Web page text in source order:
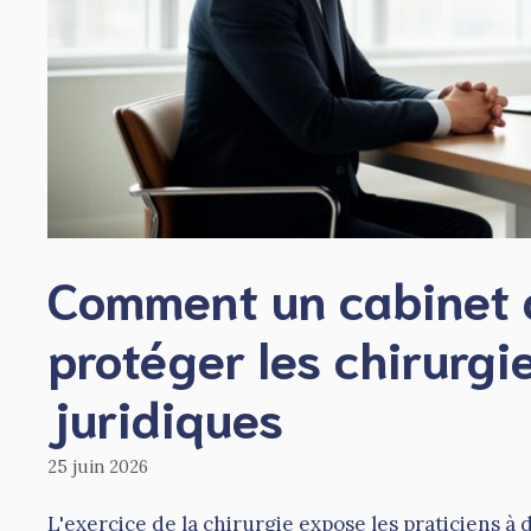
Comment un cabinet
protéger les
juridiques
25 juin 2026
L'exercice de la chirurgie expose les praticiens